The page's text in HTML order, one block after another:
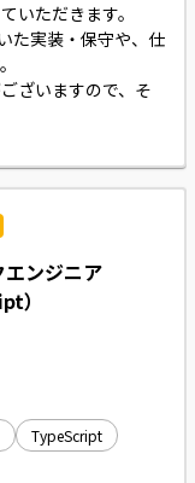
いただきます。
た実装・保守や、仕
ざいますので、そ
ンジニア
）
TypeScript